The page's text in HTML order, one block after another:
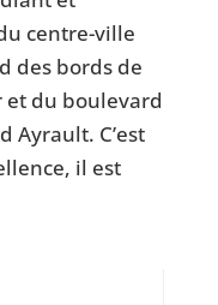
centre-ville
des bords de
et du boulevard
Ayrault. C’est
il est